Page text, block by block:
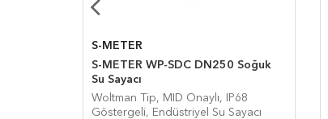
S-METER
S-METER WP-SDC DN250 Soğuk
Su Sayacı
Woltman Tip, MID Onaylı, IP68
Göstergeli, Endüstriyel Su Sayacı